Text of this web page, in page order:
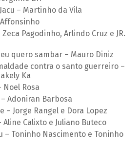
– Martinho da Vila
Pagodinho, Arlindo Cruz e JR.
quero sambar – Mauro Diniz
contra o santo guerreiro –
Ka
Noel Rosa
Adoniran Barbosa
– Jorge Rangel e Dora Lopez
Aline Calixto e Juliano Buteco
– Toninho Nascimento e Toninho